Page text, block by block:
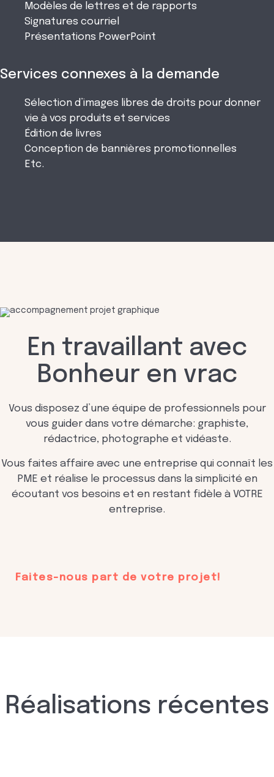
Modèles de lettres et de rapports
Signatures courriel
Présentations PowerPoint
Services connexes à la demande
Sélection d’images libres de droits pour donner
vie à vos produits et services
Édition de livres
Conception de bannières promotionnelles
Etc.
En travaillant avec
Bonheur en vrac
Vous disposez d’une équipe de professionnels pour
vous guider dans votre démarche: graphiste,
rédactrice, photographe et vidéaste.
Vous faites affaire avec une entreprise qui connaît les
PME et réalise le processus dans la simplicité en
écoutant vos besoins et en restant fidèle à VOTRE
entreprise.
Faites-nous part de votre projet!
Réalisations récentes